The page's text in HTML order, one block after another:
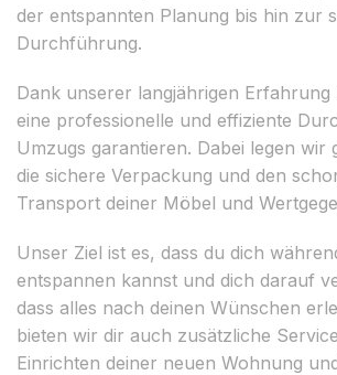
der entspannten Planung bis hin zur
Durchführung.
Dank unserer langjährigen
eine professionelle und effiziente
Umzugs garantieren. Dabei legen wir
die sichere Verpackung und den
Transport deiner Möbel und
Unser Ziel ist es, dass du dich
entspannen kannst und dich darauf
dass alles nach deinen Wünschen
bieten wir dir auch zusätzliche
Einrichten deiner neuen Wohnung